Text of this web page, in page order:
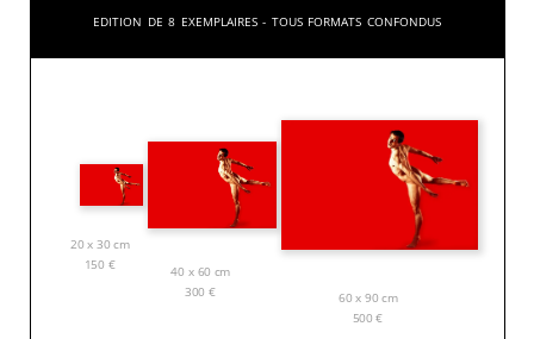
Edition de 8 exemplaires - tous formats confondus
20 x 30 cm
150 €
40 x 60 cm
300 €
60 x 90 cm
500€